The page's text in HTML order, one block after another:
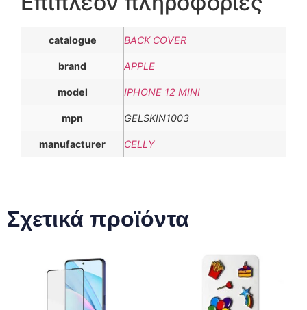
catalogue BACK COVER
brand APPLE
model IPHONE 12 MINI
mpn GELSKIN1003
manufacturer CELLY
Σχετικά προϊόντα